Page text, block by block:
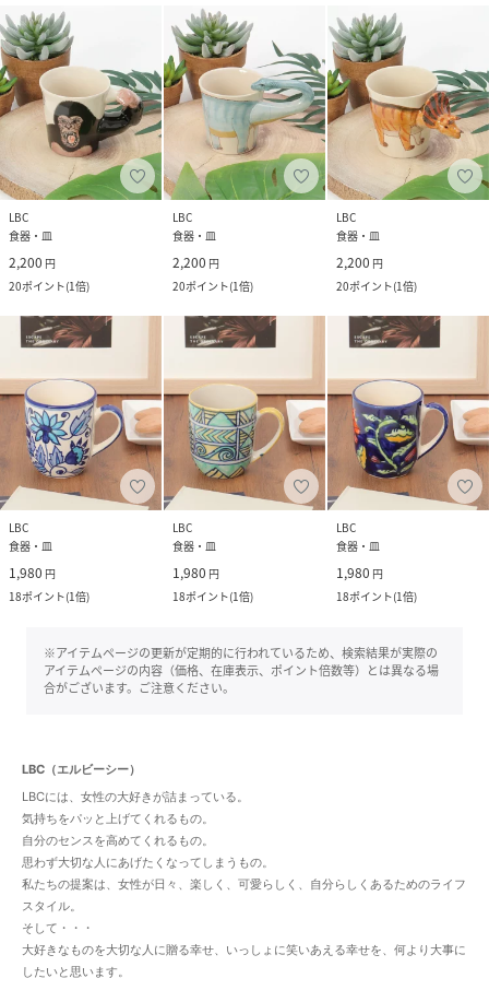
LBC
食器・皿
2,200 円
20ポイント(1倍)
LBC
食器・皿
2,200 円
20ポイント(1倍)
LBC
食器・皿
2,200 円
20ポイント(1倍)
LBC
食器・皿
1,980 円
18ポイント(1倍)
LBC
食器・皿
1,980 円
18ポイント(1倍)
LBC
食器・皿
1,980 円
18ポイント(1倍)
※アイテムページの更新が定期的に行われているため、検索結果が実際の
アイテムページの内容（価格、在庫表示、ポイント倍数等）とは異なる場
合がございます。ご注意ください。
LBC（エルビーシー）
LBCには、女性の大好きが詰まっている。
気持ちをパッと上げてくれるもの。
自分のセンスを高めてくれるもの。
思わず大切な人にあげたくなってしまうもの。
私たちの提案は、女性が日々、楽しく、可愛らしく、自分らしくあるためのライフ
スタイル。
そして・・・
大好きなものを大切な人に贈る幸せ、いっしょに笑いあえる幸せを、何より大事に
したいと思います。